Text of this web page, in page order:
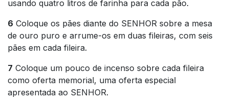
usando quatro litros de farinha para cada pão.
6 Coloque os pães diante do SENHOR sobre a mesa
de ouro puro e arrume-os em duas fileiras, com seis
pães em cada fileira.
7 Coloque um pouco de incenso sobre cada fileira
como oferta memorial, uma oferta especial
apresentada ao SENHOR.